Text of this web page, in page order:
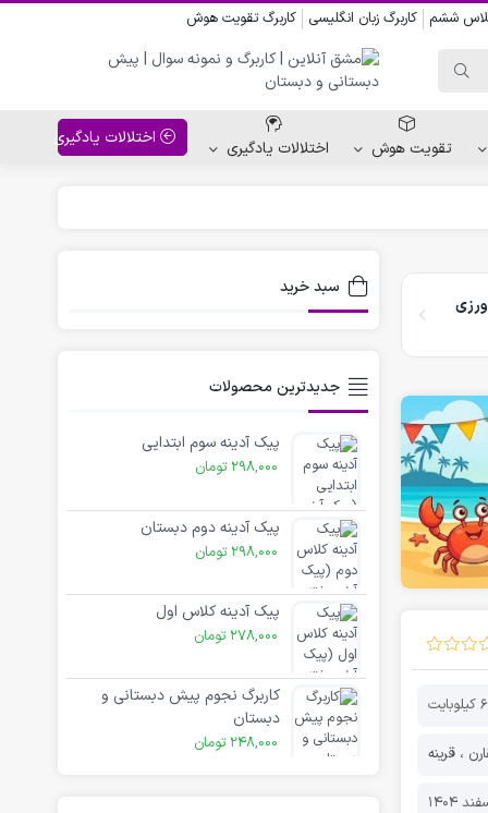
ششم کاربرگ زبان انگلیسی کاربرگ تقویت هوش
کاربرگ نقاشی نشانه ها
کاربرگ مناسبت ها
تقویت هوش اختلالات یادگیری اختلالات یادگیری
، قرینه
سبد خرید
جدیدترین محصولات
پیک آدینه سوم ابتدایی
298,000 تومان
پیک آدینه دوم دبستان
298,000 تومان
پیک آدینه کلاس اول
278,000 تومان
کاربرگ نجوم پیش دبستانی و
دبستان
248,000 تومان